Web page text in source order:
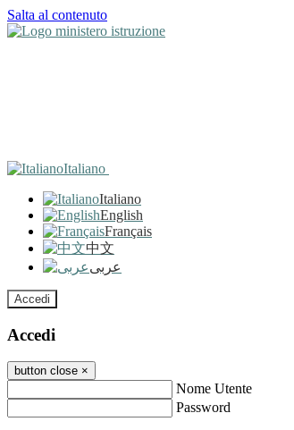
Salta al contenuto
Italiano
Italiano
English
Français
中文
عربى
Accedi
Accedi
button close ×
Nome Utente
Password